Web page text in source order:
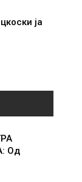
ја
Од